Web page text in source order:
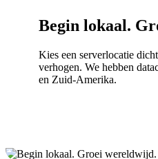
Begin lokaal.
Kies een serverlocatie
verhogen. We hebben
en Zuid-Amerika.